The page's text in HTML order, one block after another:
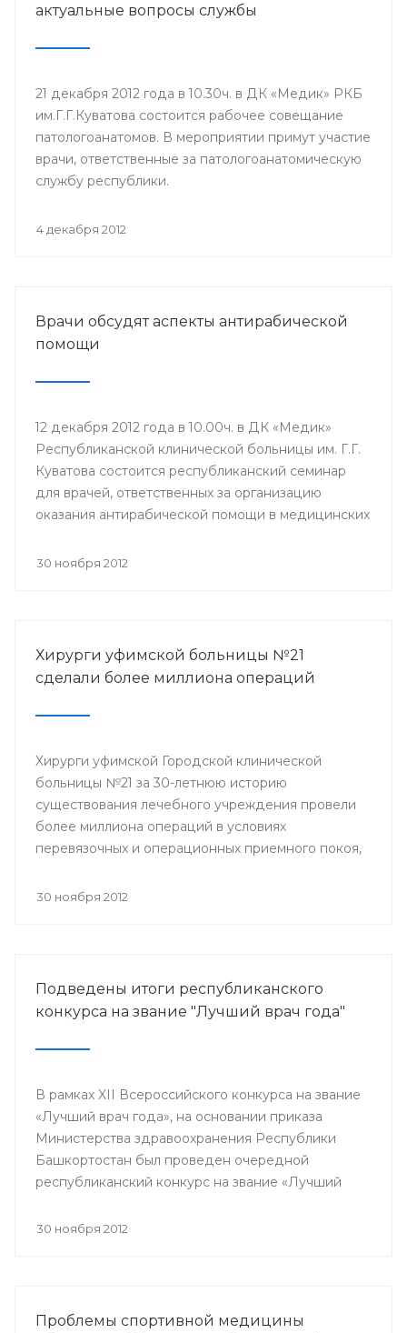
актуальные вопросы службы
21 декабря 2012 года в 10.30ч. в ДК «Медик» РКБ
им.Г.Г.Куватова состоится рабочее совещание
патологоанатомов. В мероприятии примут участие
врачи, ответственные за патологоанатомическую
службу республики.
4 декабря 2012
Врачи обсудят аспекты антирабической
помощи
12 декабря 2012 года в 10.00ч. в ДК «Медик»
Республиканской клинической больницы им. Г.Г.
Куватова состоится республиканский семинар
для врачей, ответственных за организацию
оказания антирабической помощи в медицинских
организовано Минздравом РБ с целью
30 ноября 2012
Хирурги уфимской больницы №21
сделали более миллиона операций
Хирурги уфимской Городской клинической
больницы №21 за 30-летнюю историю
существования лечебного учреждения провели
более миллиона операций в условиях
перевязочных и операционных приемного покоя,
вмешательств.
30 ноября 2012
Подведены итоги республиканского
конкурса на звание "Лучший врач года"
В рамках XII Всероссийского конкурса на звание
«Лучший врач года», на основании приказа
Министерства здравоохранения Республики
Башкортостан был проведен очередной
республиканский конкурс на звание «Лучший
претендента по 23 номинациям из 40
30 ноября 2012
Проблемы спортивной медицины